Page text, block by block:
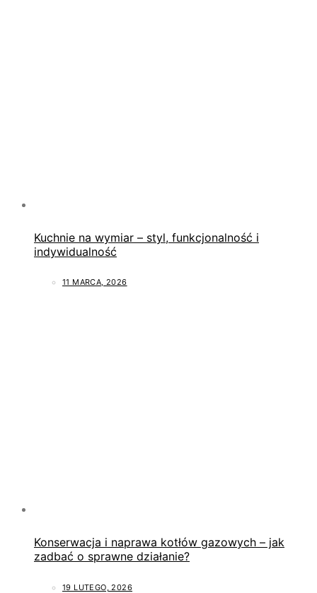
Kuchnie na wymiar – styl, funkcjonalność i
indywidualność
11 MARCA, 2026
Konserwacja i naprawa kotłów gazowych – jak
zadbać o sprawne działanie?
19 LUTEGO, 2026